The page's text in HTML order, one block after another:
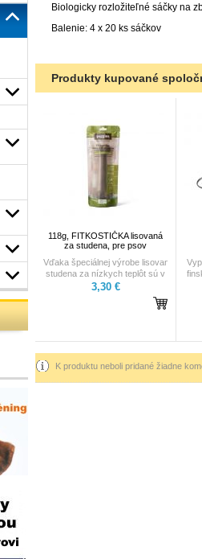
Biologicky rozložiteľné sáčky na
Balenie: 4 x 20 ks sáčkov
Produkty kupované
118g, FITKOSTIČKA lisovaná
za studena, pre psov
Vďaka špeciálnej výrobe lisovania za
studena za nízkych teplôt sú v
maškrte Fit kostička
zachované dôležité vitamíny,
enzýmy a zdraviu prospešné
3,30 €
K produktu neboli pridané žiadne